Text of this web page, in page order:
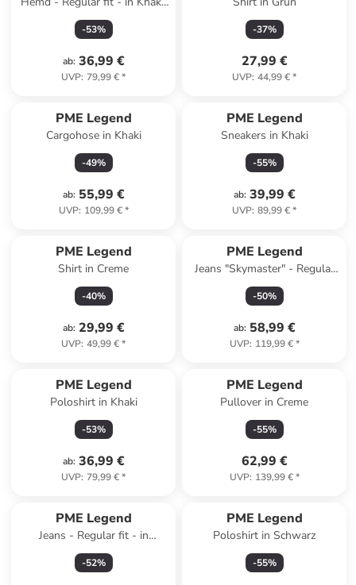
Schwarz
-53%
ab: 36,99 €
UVP: 79,99 €*
-37%
27,99 €
UVP: 44,99 €*
PME Legend
Cargohose in Khaki
-49%
ab: 55,99 €
UVP: 109,99 €*
PME Legend
Sneakers in Khaki
-55%
ab: 39,99 €
UVP: 89,99 €*
PME Legend
Shirt in Creme
-40%
ab: 29,99 €
UVP: 49,99 €*
PME Legend
Jeans "Skymaster" - Regular
fit - in Anthrazit
-50%
ab: 58,99 €
UVP: 119,99 €*
PME Legend
Poloshirt in Khaki
-53%
ab: 36,99 €
UVP: 79,99 €*
PME Legend
Pullover in Creme
-55%
62,99 €
UVP: 139,99 €*
PME Legend
Jeans - Regular fit - in
Hellblau
-52%
PME Legend
Poloshirt in Schwarz
-55%